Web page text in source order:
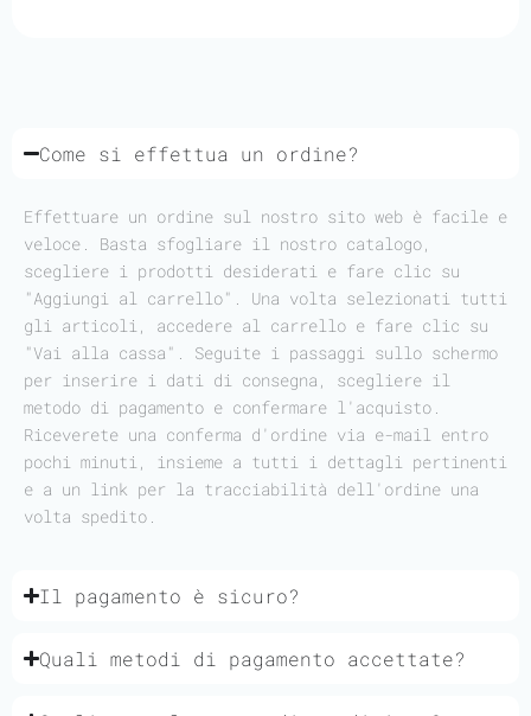
Come si effettua un ordine?
Effettuare un ordine sul nostro sito web è facile e
veloce. Basta sfogliare il nostro catalogo,
scegliere i prodotti desiderati e fare clic su
"Aggiungi al carrello". Una volta selezionati tutti
gli articoli, accedere al carrello e fare clic su
"Vai alla cassa". Seguite i passaggi sullo schermo
per inserire i dati di consegna, scegliere il
metodo di pagamento e confermare l'acquisto.
Riceverete una conferma d'ordine via e-mail entro
pochi minuti, insieme a tutti i dettagli pertinenti
e a un link per la tracciabilità dell'ordine una
volta spedito.
Il pagamento è sicuro?
Quali metodi di pagamento accettate?